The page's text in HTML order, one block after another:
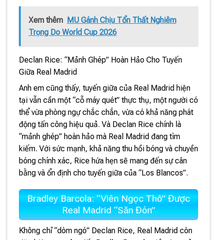
Xem thêm MU Gánh Chịu Tổn Thất Nghiêm
Trọng Do World Cup 2026
Declan Rice: “Mảnh Ghép” Hoàn Hảo Cho Tuyến
Giữa Real Madrid
Anh em cũng thấy, tuyến giữa của Real Madrid hiện
tại vẫn cần một “cỗ máy quét” thực thụ, một người có
thể vừa phòng ngự chắc chắn, vừa có khả năng phát
động tấn công hiệu quả. Và Declan Rice chính là
“mảnh ghép” hoàn hảo mà Real Madrid đang tìm
kiếm. Với sức mạnh, khả năng thu hồi bóng và chuyền
bóng chính xác, Rice hứa hẹn sẽ mang đến sự cân
bằng và ổn định cho tuyến giữa của “Los Blancos”.
Bradley Barcola: “Viên Ngọc Thô” Được
Real Madrid “Săn Đón”
Không chỉ “dòm ngó” Declan Rice, Real Madrid còn